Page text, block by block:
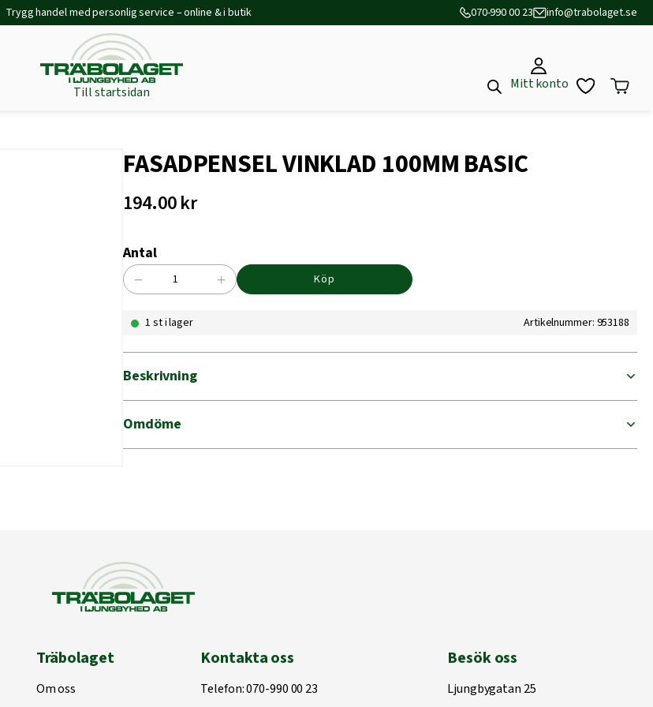
Trygg handel med personlig service – online & i butik 070-990 00 23 info@trabolaget.se
Till startsidan
Mitt konto
FASADPENSEL VINKLAD 100MM BASIC
194.00kr
Antal
FASADPENSEL
100MM
mängd
− + Köp
1 st i lager Artikelnummer: 953188
Beskrivning
Omdöme
Träbolaget
Om oss
Kontakta oss
Telefon:070-990 00 23
Besök oss
Ljungbygatan 25